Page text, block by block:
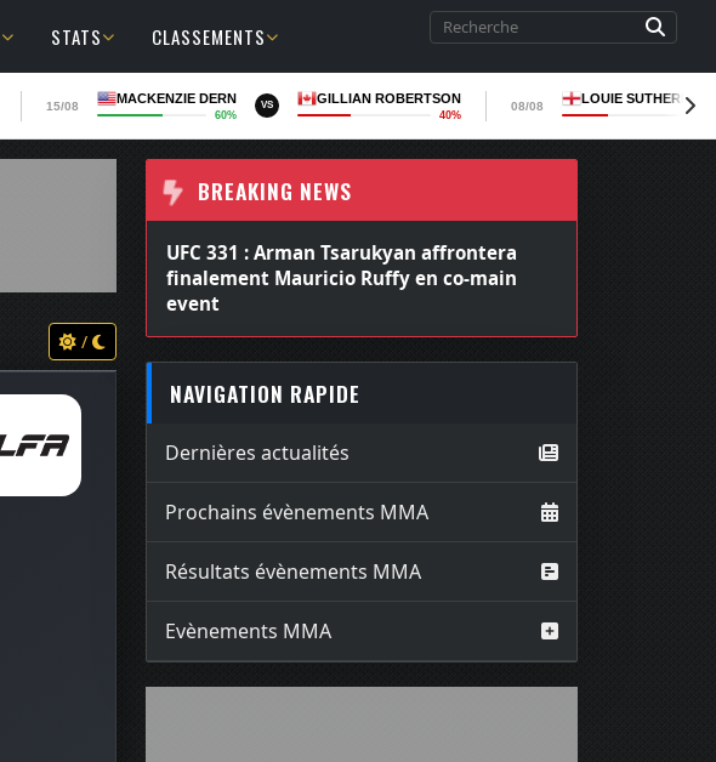
STATS CLASSEMENTS
15/08
MACKENZIE DERN
60%
VS GILLIAN ROBERTSON
40%
08/08
LOUIE
/
BREAKING NEWS
UFC 331 : La revanche entre Joshua Van et
Alexandre Pantoja officialisée chez les
poids mouches
NAVIGATION RAPIDE
Dernières actualités
Prochains évènements MMA
Résultats évènements MMA
Evènements MMA